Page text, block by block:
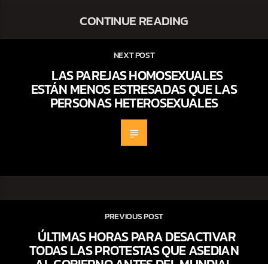
CONTINUE READING
NEXT POST
LAS PAREJAS HOMOSEXUALES
ESTÁN MENOS ESTRESADAS QUE LAS
PERSONAS HETEROSEXUALES
PREVIOUS POST
ÚLTIMAS HORAS PARA DESACTIVAR
TODAS LAS PROTESTAS QUE ASEDIAN